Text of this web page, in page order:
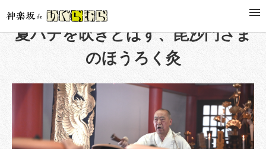
夏バテを吹きとばす、毘沙門さま
のほうろく灸